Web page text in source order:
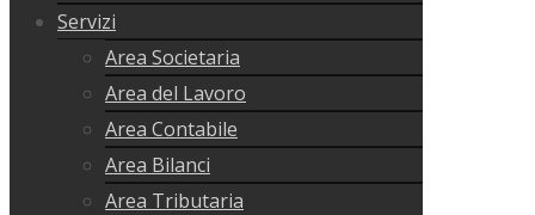
Servizi
Area Societaria
Area del Lavoro
Area Contabile
Area Bilanci
Area Tributaria